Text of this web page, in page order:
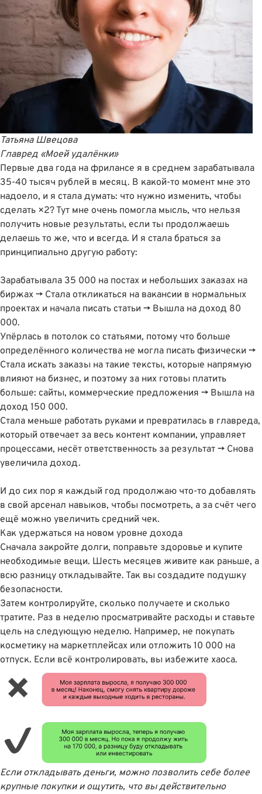
Татьяна Швецова
Главред «Моей удалёнки»
Первые два года на фрилансе я в среднем зарабатывала
35-40 тысяч рублей в месяц. В какой-то момент мне это
надоело, и я стала думать: что нужно изменить, чтобы
сделать ×2? Тут мне очень помогла мысль, что нельзя
получить новые результаты, если ты продолжаешь
делаешь то же, что и всегда. И я стала браться за
принципиально другую работу:
Зарабатывала 35 000 на постах и небольших заказах на
биржах → Стала откликаться на вакансии в нормальных
проектах и начала писать статьи → Вышла на доход 80
000.
Упёрлась в потолок со статьями, потому что больше
определённого количества не могла писать физически →
Стала искать заказы на такие тексты, которые напрямую
влияют на бизнес, и поэтому за них готовы платить
больше: сайты, коммерческие предложения → Вышла на
доход 150 000.
Стала меньше работать руками и превратилась в главреда,
который отвечает за весь контент компании, управляет
процессами, несёт ответственность за результат → Снова
увеличила доход.
И до сих пор я каждый год продолжаю что-то добавлять
в свой арсенал навыков, чтобы посмотреть, а за счёт чего
ещё можно увеличить средний чек.
Как удержаться на новом уровне дохода
Сначала закройте долги, поправьте здоровье и купите
необходимые вещи. Шесть месяцев живите как раньше, а
всю разницу откладывайте. Так вы создадите подушку
безопасности.
Затем контролируйте, сколько получаете и сколько
тратите. Раз в неделю просматривайте расходы и ставьте
цель на следующую неделю. Например, не покупать
косметику на маркетплейсах или отложить 10 000 на
отпуск. Если всё контролировать, вы избежите хаоса.
Если откладывать деньги, можно позволить себе более
крупные покупки и ощутить, что вы действительно